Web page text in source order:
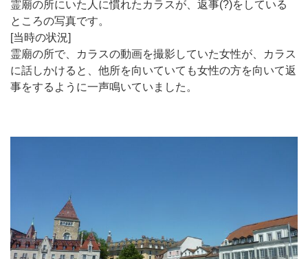
霊廟の所にいた人に慣れたカラスが、返事(?)をしている
ところの写真です。
[当時の状況]
霊廟の所で、カラスの動画を撮影していた女性が、カラス
に話しかけると、他所を向いていても女性の方を向いて返
事をするように一声鳴いていました。